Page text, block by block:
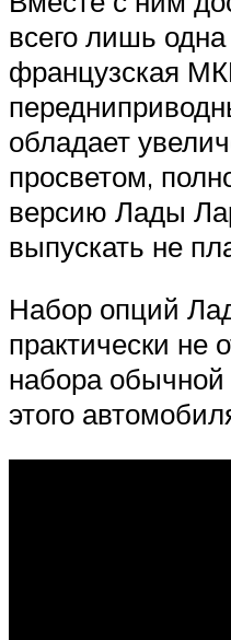
всего лишь
французская
обладает
просветом,
версию Лады
выпускать не
Набор опций
практически не
набора
этого